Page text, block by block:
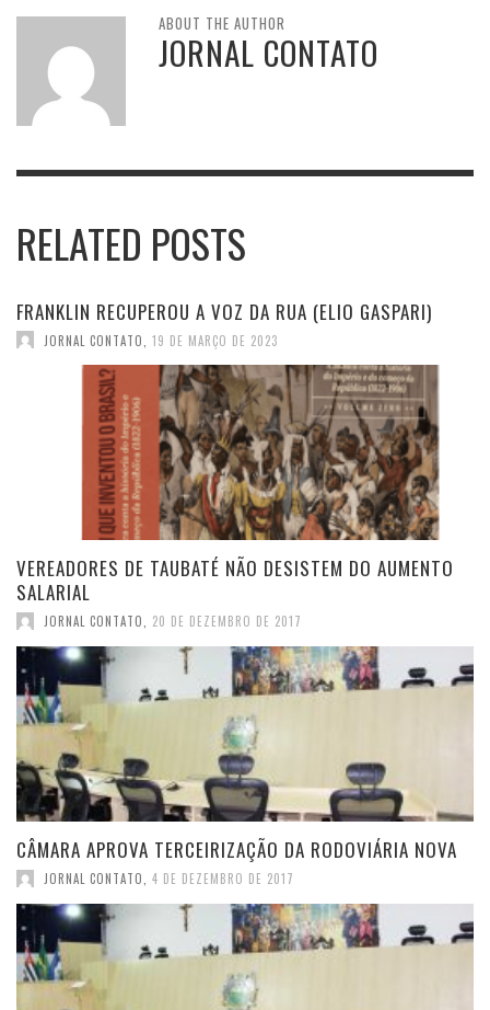
ABOUT THE AUTHOR
JORNAL CONTATO
RELATED POSTS
FRANKLIN RECUPEROU A VOZ DA RUA (ELIO GASPARI)
JORNAL CONTATO 19 DE MARÇO DE 2023
VEREADORES DE TAUBATÉ NÃO DESISTEM DO AUMENTO
SALARIAL
JORNAL CONTATO, 20 DE DEZEMBRO DE 2017
CÂMARA APROVA TERCEIRIZAÇÃO DA RODOVIÁRIA NOVA
JORNAL CONTATO 4 DE DEZEMBRO DE 2017